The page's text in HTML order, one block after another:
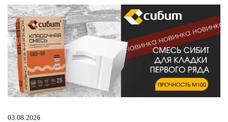
03.08.2026